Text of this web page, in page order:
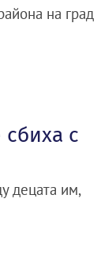
на град
с
децата им,